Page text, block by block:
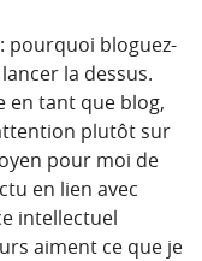
pourquoi bloguez-
la dessus.
en tant que blog,
plutôt sur
pour moi de
en lien avec
intellectuel
aiment ce que je